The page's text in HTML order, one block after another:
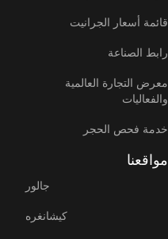
قائمة أسعار الجرانيت
رابط الصناعة
معرض التجارة العالمية
والفعاليات
خدمة فحص الحجر
مواقعنا
جالور
كيشانغره